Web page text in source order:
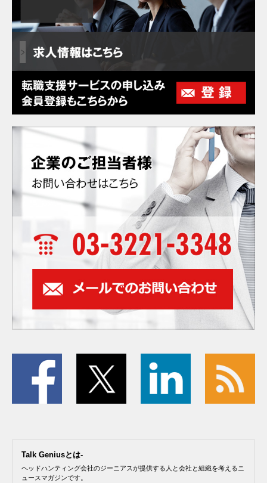
Talk Geniusとは-
ヘッドハンティング会社のジーニアスが提供する人と会社と組織を考えるニ
ュースマガジンです。